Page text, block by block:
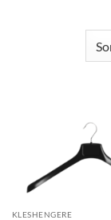
KLESHENGERE